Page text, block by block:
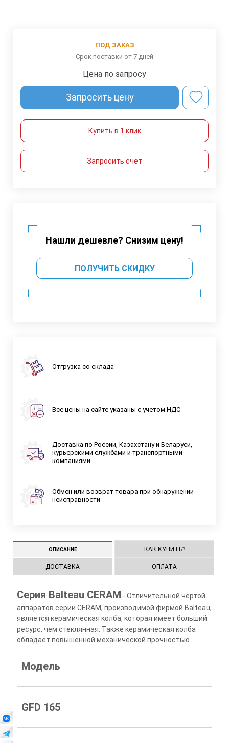
ПОД ЗАКАЗ
Срок поставки от 7 дней
Цена по запросу
Запросить цену
Купить в 1 клик
Запросить счет
Нашли дешевле? Снизим цену!
ПОЛУЧИТЬ СКИДКУ
Отгрузка со склада
Все цены на сайте указаны с учетом НДС
Доставка по России, Казахстану и Беларуси,
курьерскими службами и транспортными
компаниями
Обмен или возврат товара при обнаружении
неисправности
ОПИСАНИЕ КАК КУПИТЬ?
ДОСТАВКА ОПЛАТА
Серия Balteau CERAM - Отличительной чертой
аппаратов серии CERAM, производимой фирмой Balteau,
является керамическая колба, которая имеет больший
ресурс, чем стеклянная. Также керамическая колба
обладает повышенной механической прочностью.
Модель
GFD 165